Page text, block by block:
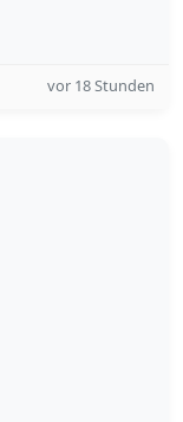
vor 18 Stunden